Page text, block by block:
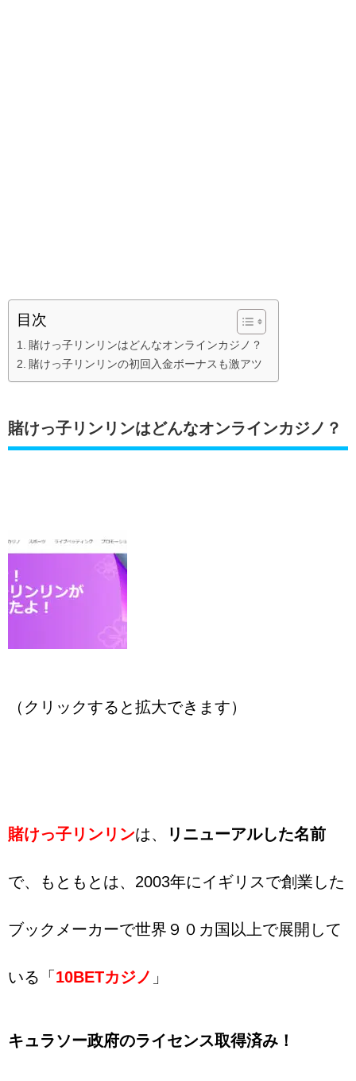
目次
賭けっ子リンリンはどんなオンラインカジノ？
賭けっ子リンリンの初回入金ボーナスも激アツ
賭けっ子リンリンはどんなオンラインカジノ？
（クリックすると拡大できます）
賭けっ子リンリンは、 リニューアルした名前
で、もともとは、2003年にイギリスで創業した
ブックメーカーで世界９０カ国以上で展開して
いる「 10BETカジノ 」
キュラソー政府のライセンス取得済み！